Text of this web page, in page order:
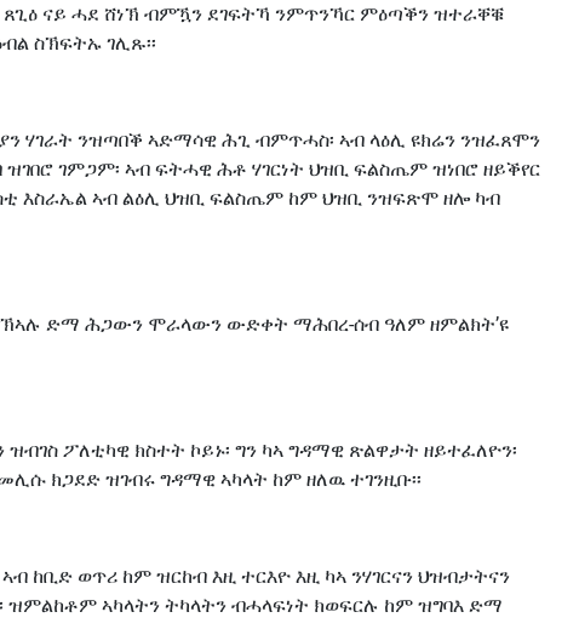
ናይ ሓደ ሸነኽ ብምዃን ደገፍትኻ ንምጥንኻር ምዕጣቕን ዝተራቐቑ
ስኽፍትኡ ገሊጹ፡፡
ሃገራት ንዝጣበቕ ኣድማሳዊ ሕጊ ብምጥሓስ፡ ኣብ ላዕሊ ዩክሬን ንዝፈጸሞን
ገምጋም፡ ኣብ ፍትሓዊ ሕቶ ሃገርነት ህዝቢ ፍልስጤም ዝነበሮ ዘይቕየር
እስራኤል ኣብ ልዕሊ ህዝቢ ፍልስጤም ከም ህዝቢ ንዝፍጽሞ ዘሎ ካብ
ድማ ሕጋውን ሞራላውን ውድቀት ማሕበረ-ሰብ ዓለም ዘምልክት’ዩ
ፖለቲካዊ ክስተት ኮይኑ፡ ግን ካኣ ግዳማዊ ጽልዋታት ዘይተፈለዮን፡
ክጋደድ ዝገብሩ ግዳማዊ ኣካላት ከም ዘለዉ ተገንዚቡ፡፡
ወጥሪ ከም ዝርከብ እዚ ተርእዮ እዚ ካኣ ንሃገርናን ህዝብታትናን
ኣካላትን ትካላትን ብሓላፍነት ክወፍርሉ ከም ዝግባእ ድማ